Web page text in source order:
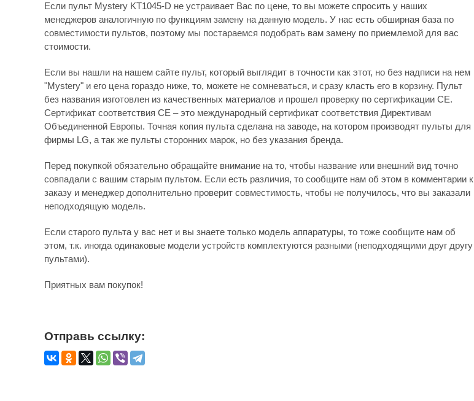
Если пульт Mystery KT1045-D не устраивает Вас по цене, то вы можете спросить у наших
менеджеров аналогичную по функциям замену на данную модель. У нас есть обширная база по
совместимости пультов, поэтому мы постараемся подобрать вам замену по приемлемой для вас
стоимости.
Если вы нашли на нашем сайте пульт, который выглядит в точности как этот, но без надписи на нем
"Mystery" и его цена гораздо ниже, то, можете не сомневаться, и сразу класть его в корзину. Пульт
без названия изготовлен из качественных материалов и прошел проверку по сертификации CE.
Сертификат соответствия СЕ – это международный сертификат соответствия Директивам
Объединенной Европы. Точная копия пульта сделана на заводе, на котором производят пульты для
фирмы LG, а так же пульты сторонних марок, но без указания бренда.
Перед покупкой обязательно обращайте внимание на то, чтобы название или внешний вид точно
совпадали с вашим старым пультом. Если есть различия, то сообщите нам об этом в комментарии к
заказу и менеджер дополнительно проверит совместимость, чтобы не получилось, что вы заказали
неподходящую модель.
Если старого пульта у вас нет и вы знаете только модель аппаратуры, то тоже сообщите нам об
этом, т.к. иногда одинаковые модели устройств комплектуются разными (неподходящими друг другу
пультами).
Приятных вам покупок!
Отправь ссылку: